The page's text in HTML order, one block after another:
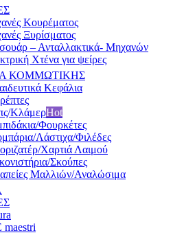
Κουρέματος
Ξυρίσματος
– Ανταλλακτικά- Μηχανών
Χτένα για ψείρες
ΚΟΜΜΩΤΙΚΗΣ
Κεφάλια
ΚλάμερHot
Φουρκέτες
Λάστιχα/Φιλέδες
Χαρτιά Λαιμού
Σκούπες
Μαλλιών/Αναλώσιμα
maestri